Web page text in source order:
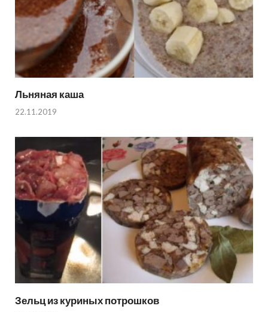
Льняная каша
22.11.2019
Зельц из куриных потрошков